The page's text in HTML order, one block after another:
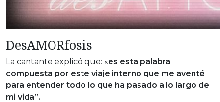
DesAMORfosis
La cantante explicó que: «es esta palabra
compuesta por este viaje interno que me aventé
para entender todo lo que ha pasado a lo largo de
mi vida”.